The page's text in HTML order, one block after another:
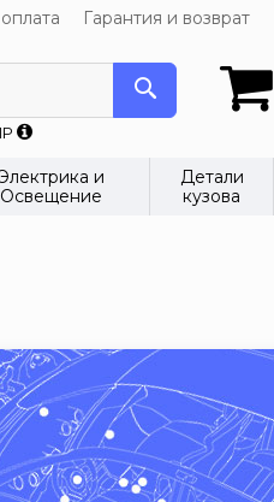
Гарантия и возврат
и
Освещение
Детали
кузова